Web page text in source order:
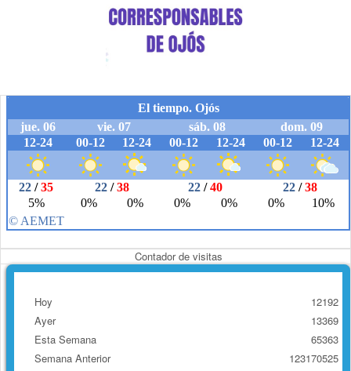
Contador de visitas
Hoy
Ayer
Esta Semana
Semana Anterior
12192
13369
65363
123170525